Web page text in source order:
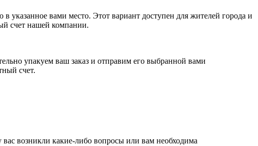
указанное вами место. Этот вариант доступен для жителей города и
счет нашей компании.
упакуем ваш заказ и отправим его выбранной вами
счет.
возникли какие-либо вопросы или вам необходима